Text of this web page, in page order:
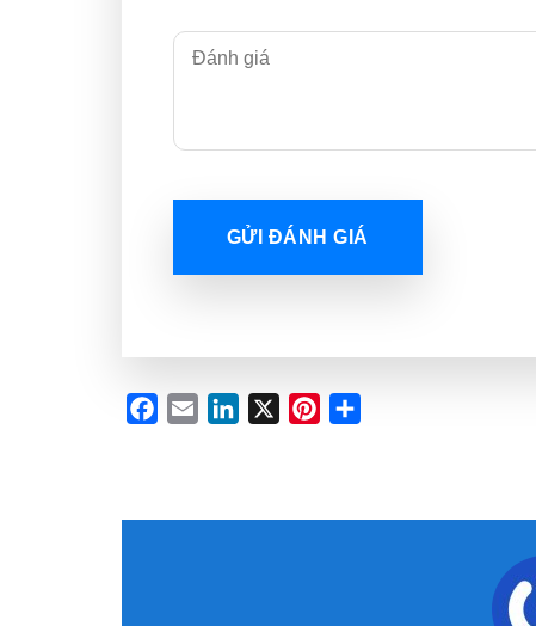
GỬI ĐÁNH GIÁ
Facebook
Email LinkedIn Pinterest